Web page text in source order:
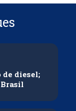
de diesel;